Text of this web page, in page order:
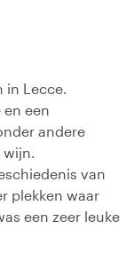
in Lecce.
een
andere
van
plekken waar
een zeer leuke